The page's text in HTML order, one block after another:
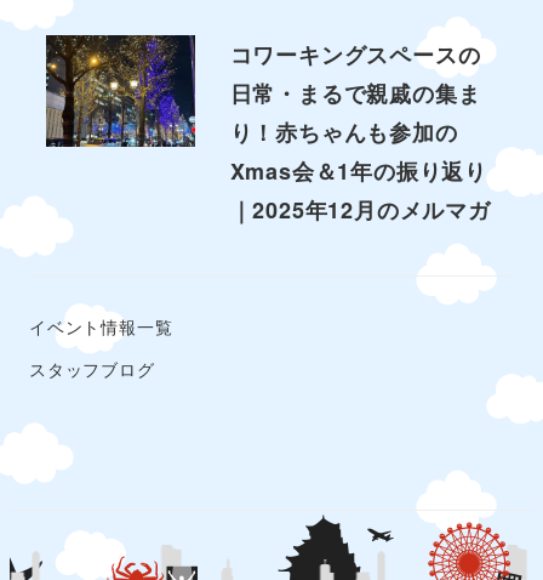
コワーキングスペースの
日常・まるで親戚の集ま
り！赤ちゃんも参加の
Xmas会＆1年の振り返り
｜2025年12月のメルマガ
イベント情報一覧
スタッフブログ